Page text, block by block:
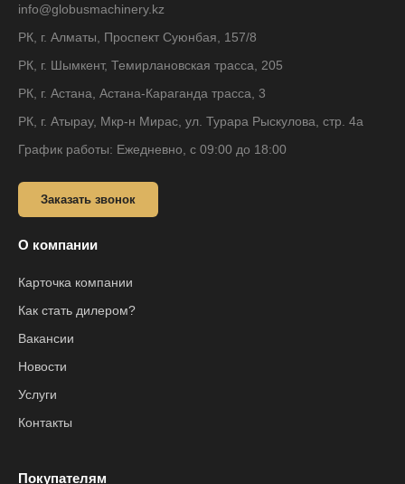
info@globusmachinery.kz
РК, г. Алматы, Проспект Суюнбая, 157/8
РК, г. Шымкент, Темирлановская трасса, 205
РК, г. Астана, Астана-Караганда трасса, 3
РК, г. Атырау, Мкр-н Мирас, ул. Турара Рыскулова, стр. 4а
График работы: Ежедневно, с 09:00 до 18:00
Заказать звонок
О компании
Карточка компании
Как стать дилером?
Вакансии
Новости
Услуги
Контакты
Покупателям